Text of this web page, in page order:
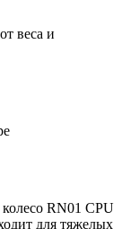
веса и
RN01 CPU
для тяжелых